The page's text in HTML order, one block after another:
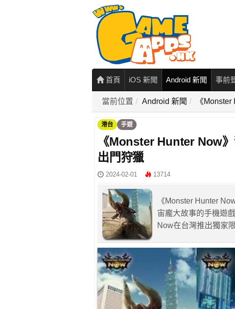
首頁 iOS 新聞 Android 新聞 事前
當前位置 Android 新聞 《
港台 手遊
《Monster Hunter Now
出門狩獵
2024-02-01 13714
《Monster Hunter
宙龐大故事的手機遊
Now在台灣推出獨家